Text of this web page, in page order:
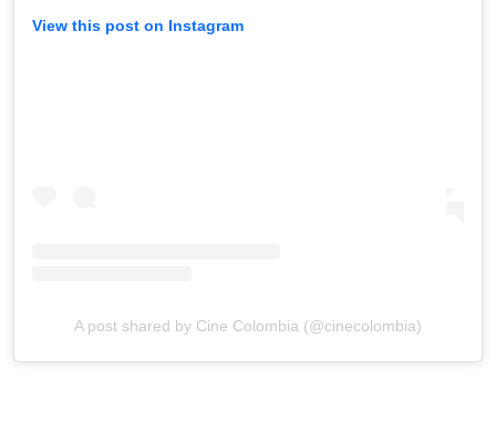
View this post on Instagram
A post shared by Cine Colombia (@cinecolombia)